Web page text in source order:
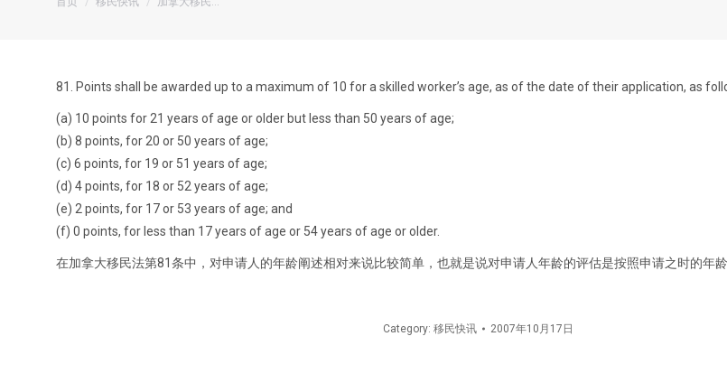
81. Points shall be awarded up to a maximum of 10 for a skilled worker’s age, as of the date of their application, as
(a) 10 points for 21 years of age or older but less than 50 years of age;
(b) 8 points, for 20 or 50 years of age;
(c) 6 points, for 19 or 51 years of age;
(d) 4 points, for 18 or 52 years of age;
(e) 2 points, for 17 or 53 years of age; and
(f) 0 points, for less than 17 years of age or 54 years of age or older.
在加拿大移民法第81条中，对申请人的年龄阐述相对来说比较简单，也就是说对申请人年龄的评估是按照申请之时的年龄
Category: 移民快讯 2007年10月17日